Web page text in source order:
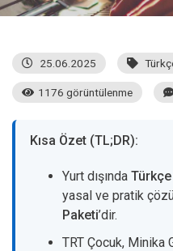
25.06.2025
1176 görüntülenme
Kısa Özet (TL;DR):
Yurt dışında
yasal ve pratik
Paketi’dir.
TRT Çocuk, Minika